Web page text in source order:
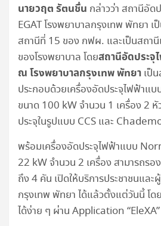
นายวฤต รัตนชื่น กล่าวว่า สถานีอัด
EGAT โรงพยาบาลกรุงเทพ พัทยา
สถานีที่ 15 ของ กฟผ. และเป็นสถ
ของโรงพยาบาล โดยสถานีอัดประจุ
ณ โรงพยาบาลกรุงเทพ พัทยา เป็
ประกอบด้วยเครื่องอัดประจุไฟฟ้าแ
ขนาด 100 kW จำนวน 1 เครื่อง 2
ประจุในรูปแบบ CCS และ
พร้อมเครื่องอัดประจุไฟฟ้าแบบ
22 kW จำนวน 2 เครื่อง สามารถรอ
ถึง 4 คัน เปิดให้บริการประชาชนและ
กรุงเทพ พัทยา ได้แล้วตั้งแต่วันนี้ โด
ได้ง่าย ๆ ผ่าน Application “EleXA”